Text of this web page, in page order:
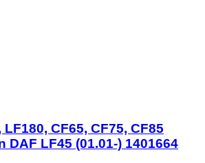
CF65, CF75, CF85
DAF LF45 (01.01-) 1401664